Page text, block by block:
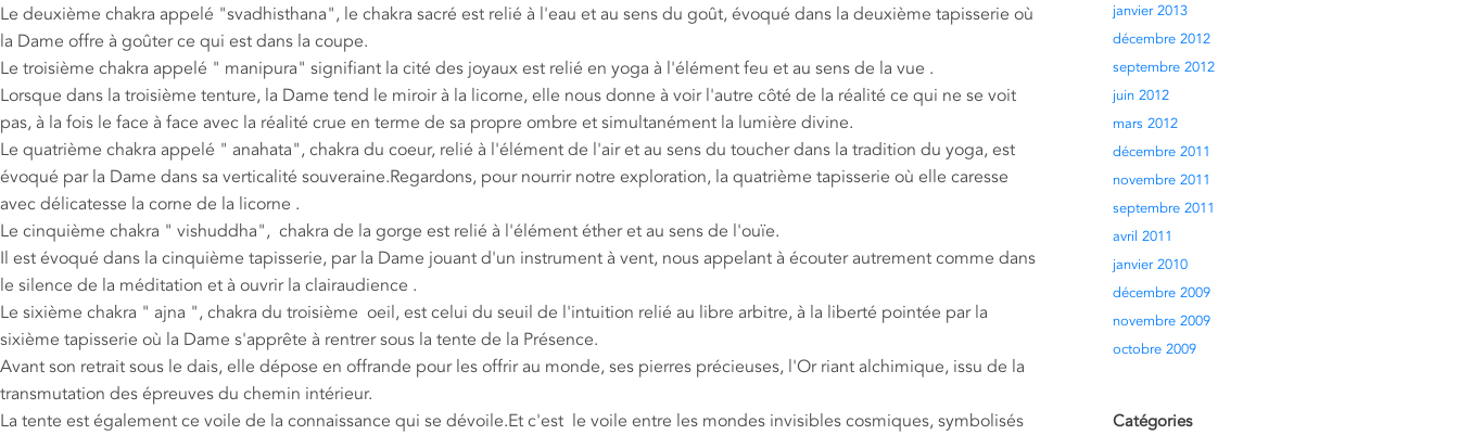
Le deuxième chakra appelé "svadhisthana", le chakra sacré est relié à l'eau et au sens du goût, évoqué dans la deuxième tapisserie où
la Dame offre à goûter ce qui est dans la coupe.
Le troisième chakra appelé " manipura" signifiant la cité des joyaux est relié en yoga à l'élément feu et au sens de la vue .
Lorsque dans la troisième tenture, la Dame tend le miroir à la licorne, elle nous donne à voir l'autre côté de la réalité ce qui ne se voit
pas, à la fois le face à face avec la réalité crue en terme de sa propre ombre et simultanément la lumière divine.
Le quatrième chakra appelé " anahata", chakra du coeur, relié à l'élément de l'air et au sens du toucher dans la tradition du yoga, est
évoqué par la Dame dans sa verticalité souveraine.Regardons, pour nourrir notre exploration, la quatrième tapisserie où elle caresse
avec délicatesse la corne de la licorne .
Le cinquième chakra " vishuddha", chakra de la gorge est relié à l'élément éther et au sens de l'ouïe.
Il est évoqué dans la cinquième tapisserie, par la Dame jouant d'un instrument à vent, nous appelant à écouter autrement comme dans
le silence de la méditation et à ouvrir la clairaudience .
Le sixième chakra " ajna ", chakra du troisième oeil, est celui du seuil de l'intuition relié au libre arbitre, à la liberté pointée par la
sixième tapisserie où la Dame s'apprête à rentrer sous la tente de la Présence.
Avant son retrait sous le dais, elle dépose en offrande pour les offrir au monde, ses pierres précieuses, l'Or riant alchimique, issu de la
transmutation des épreuves du chemin intérieur.
La tente est également ce voile de la connaissance qui se dévoile.Et c'est le voile entre les mondes invisibles cosmiques, symbolisés
janvier 2013
décembre 2012
septembre 2012
juin 2012
mars 2012
décembre 2011
novembre 2011
septembre 2011
avril 2011
janvier 2010
décembre 2009
novembre 2009
octobre 2009
Catégories